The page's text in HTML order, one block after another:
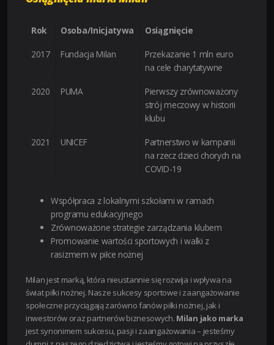
Rok Osoba/Inicjatywa Osiągnięcie
2017 Fundacja Milan
Przekazanie 1 mln euro
na cele charytatywne
2020 PUMA
Pierwszy zrównoważony
strój meczowy w historii
klubu
2021 UNICEF
Partnerstwo w kampanii
na rzecz dzieci chorych na
COVID-19
Współpraca z lokalnymi szkołami w ramach
programu edukacyjnego
Zrównoważone strategie zarządzania klubem
Promowanie wartości sportowych i walki z
rasizmem w piłce nożnej
Milan jest marką, która nieustannie się rozwija i wpływa na
świat piłki nożnej. Nasze sukcesy sportowe i zaangażowanie
społeczne przyciągają zarówno fanów piłki nożnej, jak i
inwestorów oraz partnerów biznesowych. Milan jako marka
jest synonimem sukcesu, pasji i zaangażowania – jesteśmy